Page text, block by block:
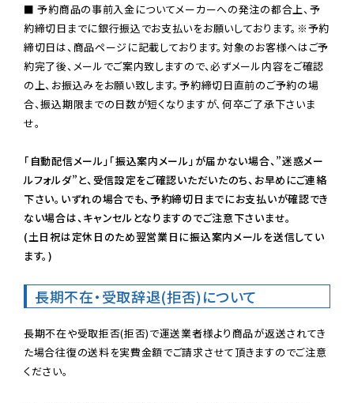
■ 予約商品の事前入金についてメーカーへの発注の都合上、予
約締切日までに銀行振込でお支払いをお願いしております。※予約
締切日は、商品ページに記載しております。対象のお客様へはご予
約完了後、メールでご案内致しますので、必ずメール内容をご確認
の上、お振込みをお願い致します。予約締切日直前のご予約の場
合、振込期限までの日数が短くなりますが、何卒ご了承下さいま
せ。
「自動配信メール」「振込案内メール」が届かない場合、”迷惑メー
ルフォルダ”と、受信設定をご確認いただいたのち、お早めにご連絡
下さい。いずれの場合でも、予約締切日までにお支払いが確認でき
ない場合は、キャンセルとなりますのでご注意下さいませ。
(土日祝は定休日のため翌営業日に振込案内メールを送信してい
ます。)
長期不在・受取辞退(拒否)について
長期不在や受取拒否(拒否)で運送業者様より商品が返送されてき
た場合往復の送料を実費金額でご請求させて頂きますのでご注意
ください。